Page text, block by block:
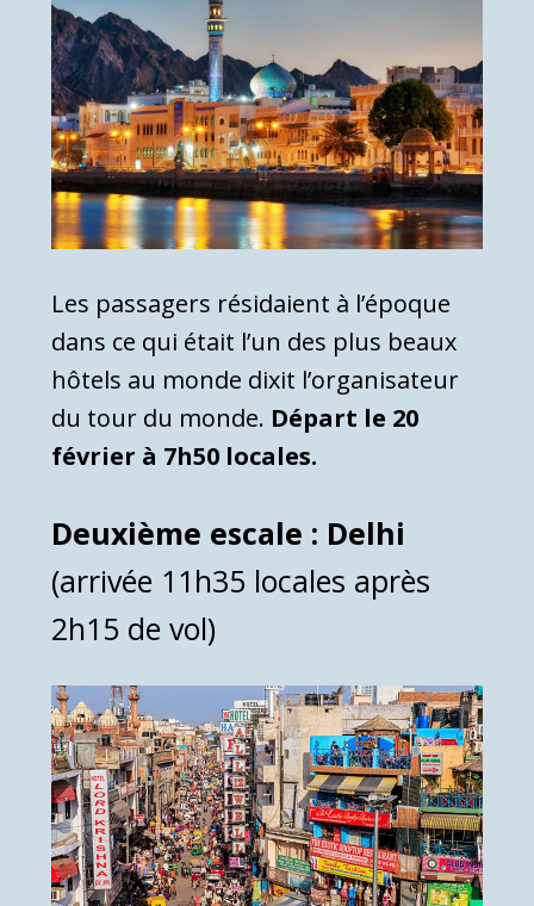
Les passagers résidaient à l’époque
dans ce qui était l’un des plus beaux
hôtels au monde dixit l’organisateur
du tour du monde. Départ le 20
février à 7h50 locales.
Deuxième escale : Delhi
(arrivée 11h35 locales après
2h15 de vol)